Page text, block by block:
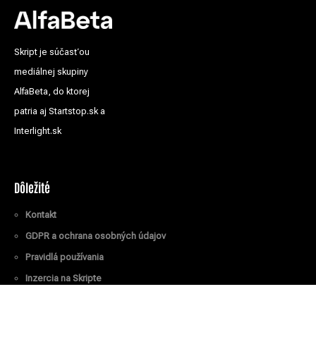
Skript je súčasťou
mediálnej skupiny
AlfaBeta, do ktorej
patria aj Startstop.sk a
Interlight.sk
Dôležité
Kontakt
GDPR a ochrana osobných údajov
Pravidlá používania
Inzercia na Skripte